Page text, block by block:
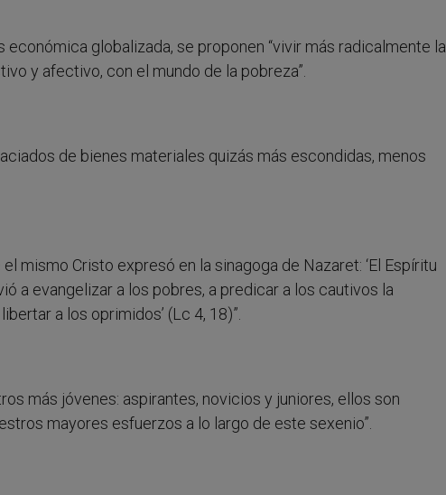
globalizada, se proponen “vivir más radicalmente la
y afectivo, con el mundo de la pobreza”.
de bienes materiales quizás más escondidas, menos
mismo Cristo expresó en la sinagoga de Nazaret: ‘El Espíritu
a evangelizar a los pobres, a predicar a los cautivos la
a los oprimidos’ (Lc 4, 18)”.
más jóvenes: aspirantes, novicios y juniores, ellos son
mayores esfuerzos a lo largo de este sexenio”.